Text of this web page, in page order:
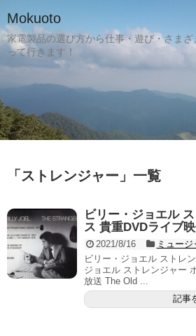
Mokuoto
家電製品の選び方から仕事・遊び・さま
って行きます！
「 ストレンジャー 」 一覧
ビリー・ジョエル
ス 貴重DVDライブ
2021/8/16
ミュージ
ビリー・ジョエル ストレ
ジョエル ストレンジャー
放送 The Old ...
記事